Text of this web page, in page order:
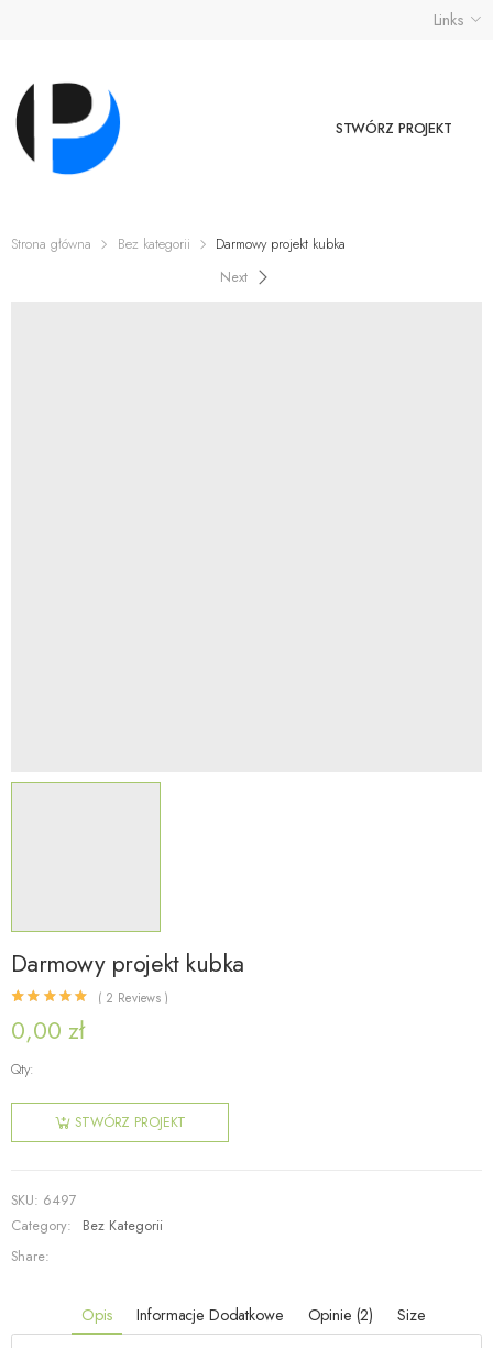
Links
STWÓRZ PROJEKT
Strona główna Bez kategorii
Darmowy projekt kubka
Next
Darmowy projekt kubka
( 2 Reviews )
0,00 zł
Qty:
ilość
Darmowy
projekt
STWÓRZ PROJEKT
SKU: 6497
Category:
Bez Kategorii
Share:
Opis Informacje Dodatkowe Opinie (2) Size